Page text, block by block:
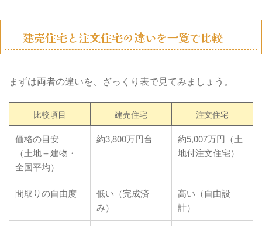
建売住宅と注文住宅の違いを一覧で比較
まずは両者の違いを、ざっくり表で見てみましょう。
比較項目 建売住宅
注文住宅
価格の目安
（土地＋建物・
全国平均）
約3,800万円台
約5,007万円（土
地付注文住宅）
間取りの自由度
低い（完成済
み）
高い（自由設
計）